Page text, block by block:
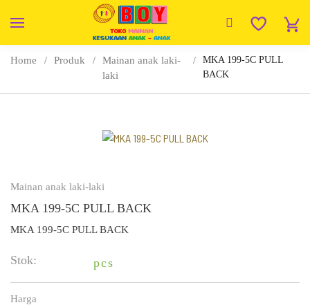
Home Produk
Mainan anak laki-
laki
MKA 199-5C PULL
BACK
Mainan anak laki-laki
MKA 199-5C PULL BACK
MKA 199-5C PULL BACK
Stok: pcs
Harga